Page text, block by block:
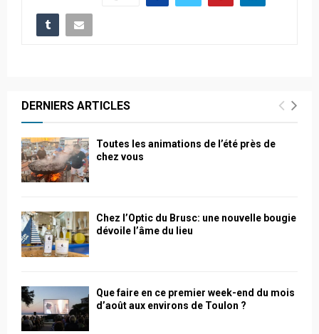
DERNIERS ARTICLES
Toutes les animations de l’été près de
chez vous
Chez l’Optic du Brusc: une nouvelle bougie
dévoile l’âme du lieu
Que faire en ce premier week-end du mois
d’août aux environs de Toulon ?